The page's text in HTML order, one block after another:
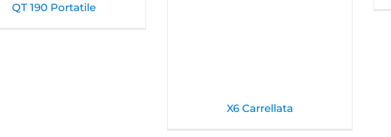
QT 190 Portatile
X6 Carrellata